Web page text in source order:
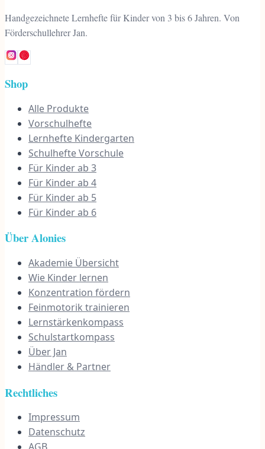
Handgezeichnete Lernhefte für Kinder von 3 bis 6 Jahren. Von
Förderschullehrer Jan.
Shop
Alle Produkte
Vorschulhefte
Lernhefte Kindergarten
Schulhefte Vorschule
Für Kinder ab 3
Für Kinder ab 4
Für Kinder ab 5
Für Kinder ab 6
Über Alonies
Akademie Übersicht
Wie Kinder lernen
Konzentration fördern
Feinmotorik trainieren
Lernstärkenkompass
Schulstartkompass
Über Jan
Händler & Partner
Rechtliches
Impressum
Datenschutz